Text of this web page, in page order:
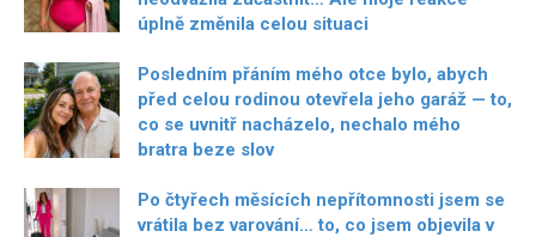
úplně změnila celou situaci
Posledním přáním mého otce bylo, abych
před celou rodinou otevřela jeho garáž — to,
co se uvnitř nacházelo, nechalo mého
bratra beze slov
Po čtyřech měsících nepřítomnosti jsem se
vrátila bez varování… to, co jsem objevila v